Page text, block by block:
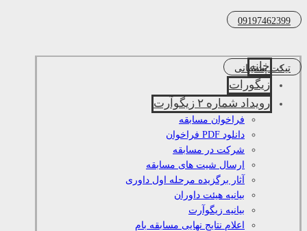
09197462399
تیکت پشتیبانی
خانه
زیگورات
رویداد شماره ۲ زیگوآرت
فراخوان مسابقه
دانلود PDF فراخوان
شرکت در مسابقه
ارسال شیت های مسابقه
آثار برگزیده مرحله اول داوری
بیانیه هیئت داوران
بیانیه زیگوآرت
اعلام نتایج نهایی مسابقه بام